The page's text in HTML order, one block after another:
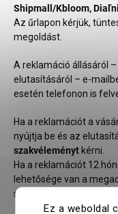
Ez a weboldal
Shipmall/Kbloom,
Az űrlapon kérjük,
megoldást.
A reklamáció állásáról
elutasításáról – e-
esetén telefonon is
Ha a reklamációt a
nyújtja be és az
szakvéleményt kérni.
Ha a reklamációt 12
lehetősége van a
szakvéleményt kérni.